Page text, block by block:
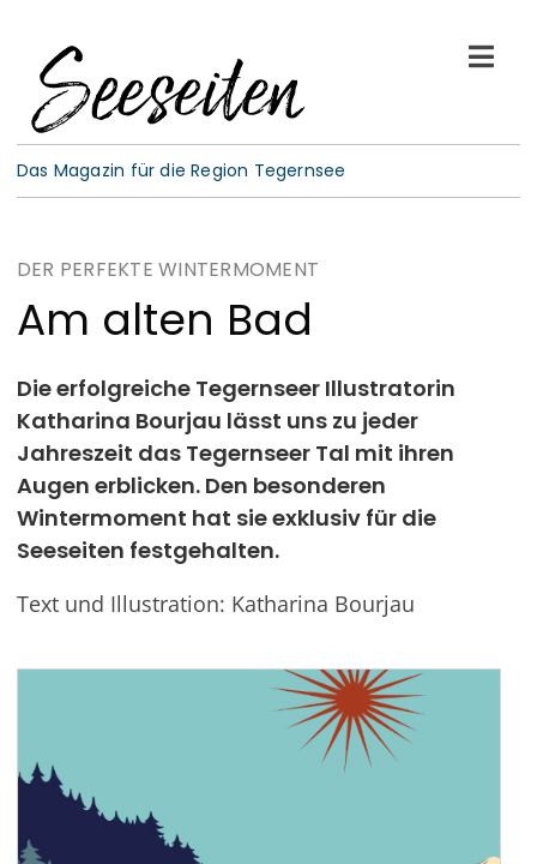
content
See-Leben
ABO
Das Magazin für die Region Tegernsee
DER PERFEKTE WINTERMOMENT
Am alten Bad
Die erfolgreiche Tegernseer Illustratorin
Katharina Bourjau lässt uns zu jeder
Jahreszeit das Tegernseer Tal mit ihren
Augen erblicken. Den besonderen
Wintermoment hat sie exklusiv für die
Seeseiten festgehalten.
Text und Illustration: Katharina Bourjau